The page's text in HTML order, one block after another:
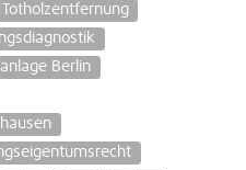
Totholzentfernung
Berlin